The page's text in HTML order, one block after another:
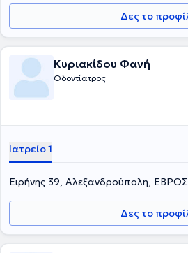
Δες το
Κυριακίδου Φανή
Οδοντίατρος
Ιατρείο 1
Ειρήνης 39, Αλεξανδρούπολη, ΕΒΡΟΣ
Δες το